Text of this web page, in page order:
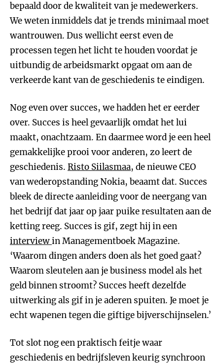
bepaald door de kwaliteit van je medewerkers.
We weten inmiddels dat je trends minimaal moet
wantrouwen. Dus wellicht eerst even de
processen tegen het licht te houden voordat je
uitbundig de arbeidsmarkt opgaat om aan de
verkeerde kant van de geschiedenis te eindigen.
Nog even over succes, we hadden het er eerder
over. Succes is heel gevaarlijk omdat het lui
maakt, onachtzaam. En daarmee word je een heel
gemakkelijke prooi voor anderen, zo leert de
geschiedenis. Risto Siilasmaa, de nieuwe CEO
van wederopstanding Nokia, beaamt dat. Succes
bleek de directe aanleiding voor de neergang van
het bedrijf dat jaar op jaar puike resultaten aan de
ketting reeg. Succes is gif, zegt hij in een
interviewin Managementboek Magazine.
‘Waarom dingen anders doen als het goed gaat?
Waarom sleutelen aan je business model als het
geld binnen stroomt? Succes heeft dezelfde
uitwerking als gif in je aderen spuiten. Je moet je
echt wapenen tegen die giftige bijverschijnselen.’
Tot slot nog een praktisch feitje waar
geschiedenis en bedrijfsleven keurig synchroon